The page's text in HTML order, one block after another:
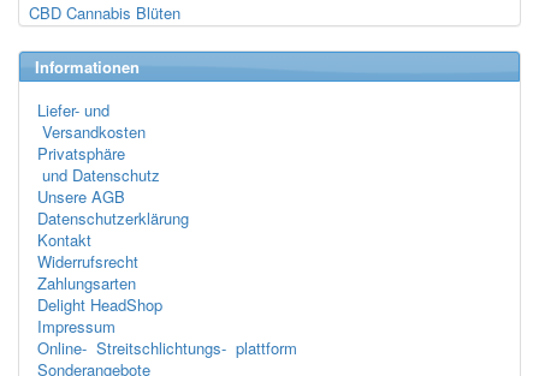
CBD Cannabis Blüten
Informationen
Liefer- und
Versandkosten
Privatsphäre
und Datenschutz
Unsere AGB
Datenschutzerklärung
Kontakt
Widerrufsrecht
Zahlungsarten
Delight HeadShop
Impressum
Online- Streitschlichtungs- plattform
Sonderangebote